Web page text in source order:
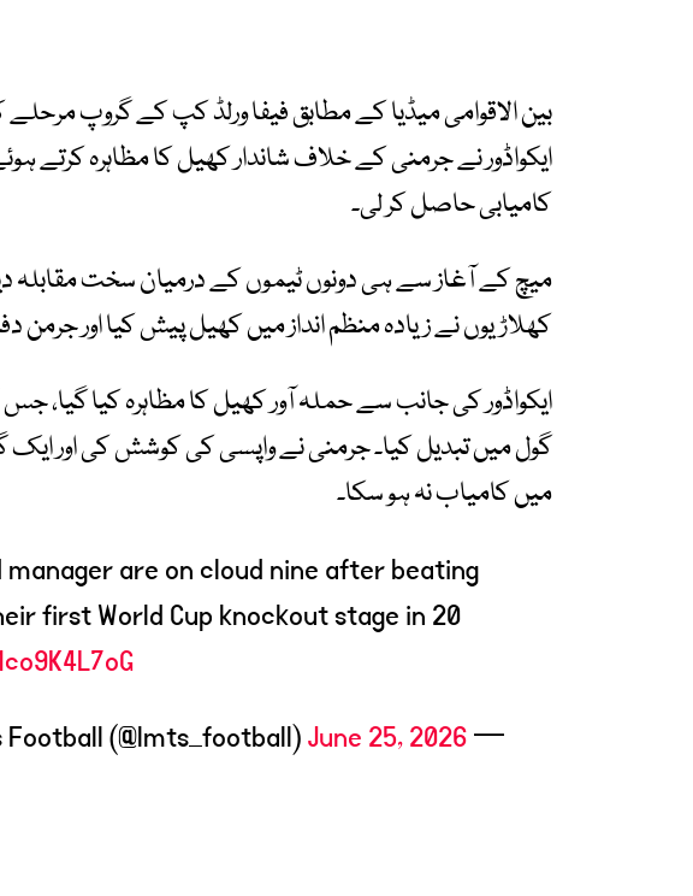
بین الاقوامی میڈیا کے مطابق فیفا ورلڈ کپ کے گروپ
کامیابی حاصل کر لی۔
میچ کے آغاز سے ہی دونوں ٹیموں کے درمیان سخت مقابلہ
کھلاڑیوں نے زیادہ منظم انداز میں کھیل پیش کیا اور جرمن
ایکواڈور کی جانب سے حملہ آور کھیل کا مظاہرہ کیا گیا،
گول میں تبدیل کیا۔ جرمنی نے واپسی کی کوشش کی اور ایک
میں کامیاب نہ ہو سکا۔
are on cloud nine after beating
first World Cup knockout stage in 20
— Limitless Football (@lmts_football)
June 25, 2026